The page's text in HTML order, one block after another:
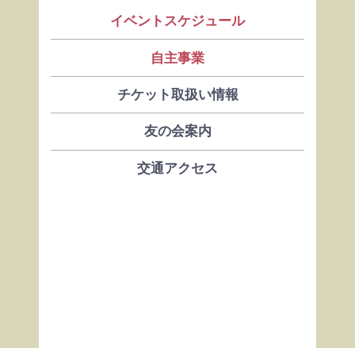
イベントスケジュール
自主事業
チケット取扱い情報
友の会案内
交通アクセス